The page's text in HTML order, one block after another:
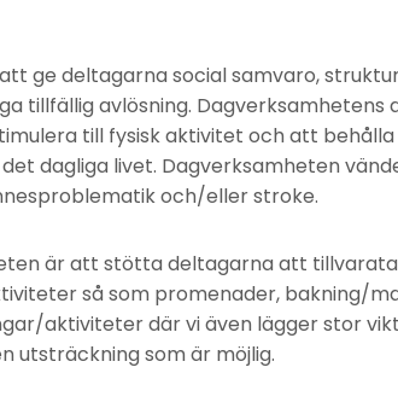
ge deltagarna social samvaro,
tillfällig avlösning. Dagverksamhetens
till fysisk aktivitet och att
dagliga livet. Dagverksamheten
och/eller stroke.
är att stötta deltagarna att tillvarata
så som promenader, bakning/
aktiviteter där vi även lägger stor
utsträckning som är möjlig.